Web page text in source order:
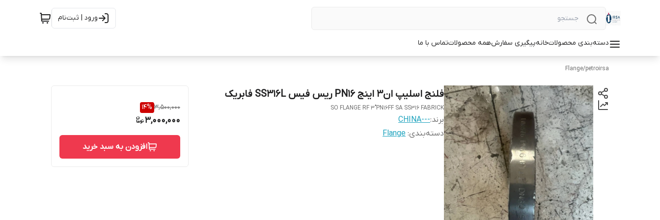
ورود | ثبت‌نام
دسته‌بندی محصولاتخانهپیگیری سفارشهمه محصولاتتماس با ما
petroirsa
/
Flange
فلنج اسلیپ ان3 اینج PN16 ریس فیس SS316L فابریک
SO FLANGE RF 3"PN16FF SA SS316 FABRICK
برند:---CHINA
دسته‌بندی:
Flange
3,500,000
14%
3,000,000
افزودن به سبد خرید